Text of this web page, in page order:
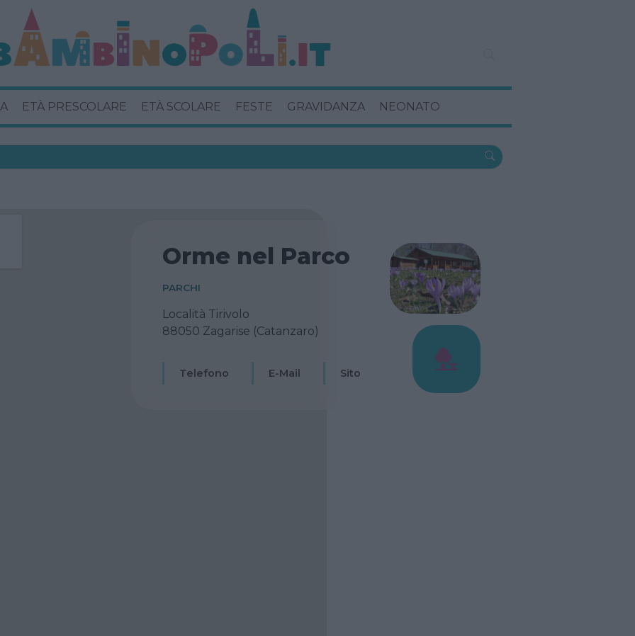
ETÀ PRESCOLARE ETÀ SCOLARE FESTE GRAVIDANZA NEONATO
Orme nel Parco
PARCHI
Località Tirivolo
88050 Zagarise (Catanzaro)
Telefono E-Mail Sito